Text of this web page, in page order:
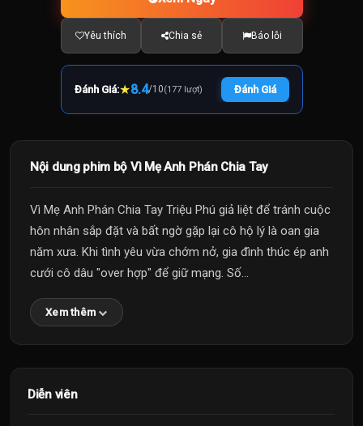
Yêu thích Chia sẻ Báo lỗi
Đánh Giá:★8.4/10(177 lượt) Đánh Giá
Nội dung phim bộ Vì Mẹ Anh Phán Chia Tay
Vì Mẹ Anh Phán Chia Tay Triệu Phú giả liệt để tránh cuộc
hôn nhân sắp đặt và bất ngờ gặp lại cô hộ lý là oan gia
năm xưa. Khi tình yêu vừa chớm nở, gia đình thúc ép anh
cưới cô dâu "over hợp" để giữ mạng. Số...
Xem thêm
Diễn viên